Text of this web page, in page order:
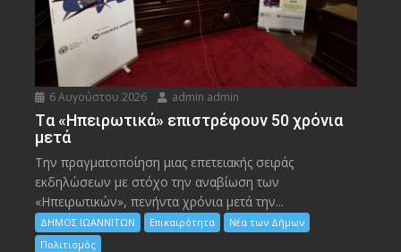
6 Αυγούστου 2026 admin admin
Tα «Ηπειρωτικά» επιστρέφουν 50 χρόνια
μετά
Την πραγματοποίηση μιας επετειακής σειράς
εκδηλώσεων με στόχο την αναβίωση των
«Ηπειρωτικών», πενήντα χρόνια μετά την...
ΔΗΜΟΣ ΙΩΑΝΝΙΤΩΝ Επικαιρότητα
Νέα των Δήμων
Πολιτισμός